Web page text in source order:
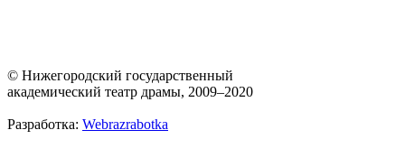
© Нижегородский государственный
академический театр драмы, 2009–2020
Разработка: Webrazrabotka